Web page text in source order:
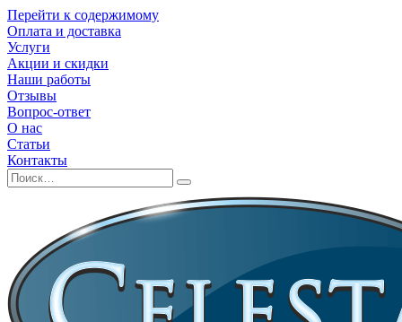
Перейти к содержимому
Оплата и доставка
Услуги
Акции и скидки
Наши работы
Отзывы
Вопрос-ответ
О нас
Статьи
Контакты